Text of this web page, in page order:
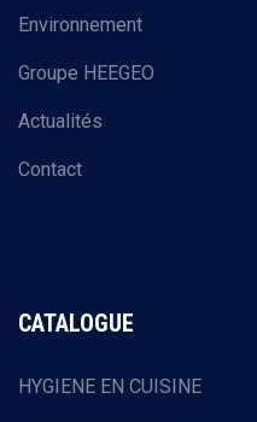
Environnement
Groupe HEEGEO
Actualités
Contact
CATALOGUE
HYGIENE EN CUISINE